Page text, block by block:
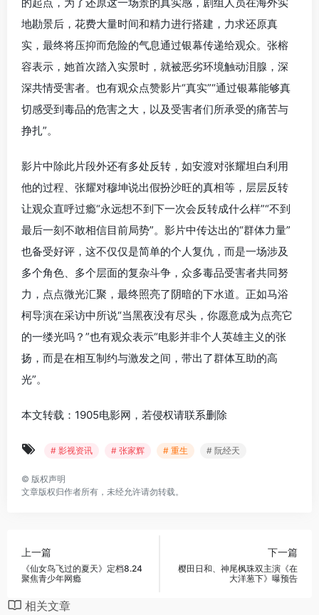
地勘景后，花费大量时间和精力进行搭建，力求还原真
实，最终将压抑而危险的气息通过银幕传递给观众。张榕
容表示，她首次踏入实景时，就被恶劣环境触动泪腺，深
深共情受害者。也有观众点赞影片“真实”“通过银幕能够真
切感受到毒品的危害之大，以及受害者们所承受的痛苦与
挣扎”。
影片中除此片段外还有多处反转，如安渡对张耀坦白利用
他的过程、张耀对穆坤说出假扮沙旺的真相等，层层反转
让观众直呼过瘾“永远想不到下一次会反转成什么样”“不到
最后一刻不敢相信目前局势”。影片中传达出的“群体力量”
也备受好评，这不仅仅是简单的个人复仇，而是一场涉及
多个角色、多个层面的复杂斗争，众多毒品受害者共同努
力，点点微光汇聚，最终照亮了阴暗的下水道。正如马浴
柯导演在采访中所说“当黑夜没有尽头，你愿意成为点亮它
的一缕光吗？”也有观众表示“电影并非个人英雄主义的张
扬，而是在相互制约与激发之间，带出了群体互助的高
光”。
本文转载：1905电影网，若侵权请联系删除
# 影视资讯 # 张家辉 # 重生 # 阮经天
© 版权声明
文章版权归作者所有，未经允许请勿转载。
上一篇
《仙女鸟飞过的夏天》定档8.24
聚焦青少年网瘾
下一篇
樱田日和、神尾枫珠双主演《在
大洋葱下》曝预告
相关文章